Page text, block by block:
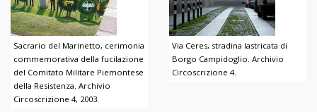
Sacrario del Marinetto, cerimonia
commemorativa della fucilazione
del Comitato Militare Piemontese
della Resistenza. Archivio
Circoscrizione 4, 2003.
Via Ceres, stradina lastricata di
Borgo Campidoglio. Archivio
Circoscrizione 4.